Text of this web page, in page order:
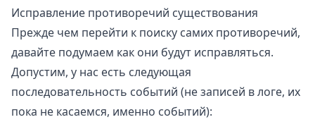
Исправление противоречий существования
Прежде чем перейти к поиску самих противоречий,
давайте подумаем как они будут исправляться.
Допустим, у нас есть следующая
последовательность событий (не записей в логе, их
пока не касаемся, именно событий):